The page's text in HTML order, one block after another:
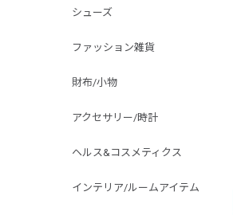
シューズ
ファッション雑貨
財布/小物
アクセサリー/時計
ヘルス&コスメティクス
インテリア/ルームアイテム